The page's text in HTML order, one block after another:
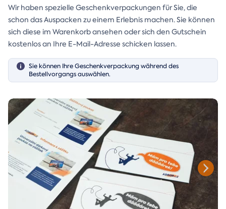
Wir haben spezielle Geschenkverpackungen für Sie, die
schon das Auspacken zu einem Erlebnis machen. Sie können
sich diese im Warenkorb ansehen oder sich den Gutschein
kostenlos an Ihre E-Mail-Adresse schicken lassen.
Sie können Ihre Geschenkverpackung während des
Bestellvorgangs auswählen.